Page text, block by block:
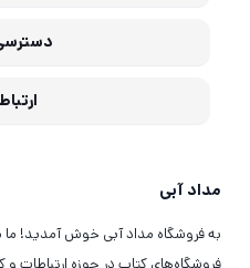
مداد آبی
به فروشگاه مداد آبی خوش آمدید! ما